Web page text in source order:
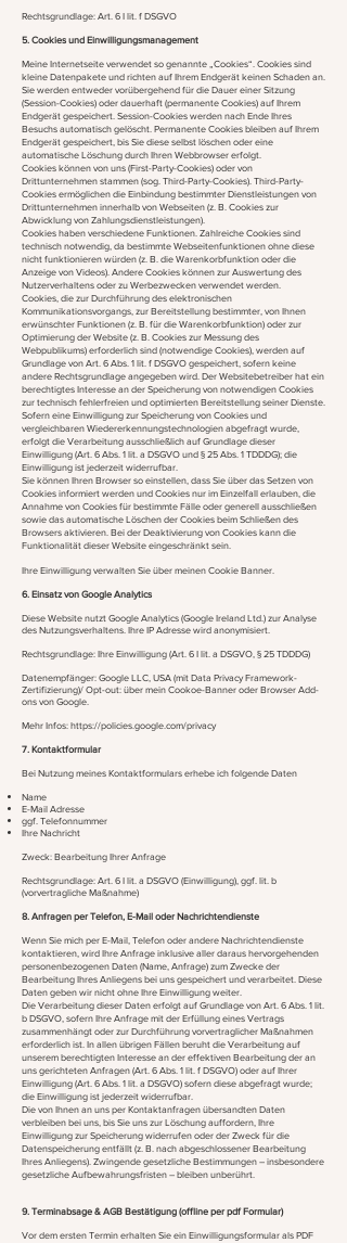
Rechtsgrundlage: Art. 6 I lit. f DSGVO
5. Cookies und Einwilligungsmanagement
Meine Internetseite verwendet so genannte „Cookies“. Cookies sind
kleine Datenpakete und richten auf Ihrem Endgerät keinen Schaden an.
Sie werden entweder vorübergehend für die Dauer einer Sitzung
(Session-Cookies) oder dauerhaft (permanente Cookies) auf Ihrem
Endgerät gespeichert. Session-Cookies werden nach Ende Ihres
Besuchs automatisch gelöscht. Permanente Cookies bleiben auf Ihrem
Endgerät gespeichert, bis Sie diese selbst löschen oder eine
automatische Löschung durch Ihren Webbrowser erfolgt.
Cookies können von uns (First-Party-Cookies) oder von
Drittunternehmen stammen (sog. Third-Party-Cookies). Third-Party-
Cookies ermöglichen die Einbindung bestimmter Dienstleistungen von
Drittunternehmen innerhalb von Webseiten (z. B. Cookies zur
Abwicklung von Zahlungsdienstleistungen).
Cookies haben verschiedene Funktionen. Zahlreiche Cookies sind
technisch notwendig, da bestimmte Webseitenfunktionen ohne diese
nicht funktionieren würden (z. B. die Warenkorbfunktion oder die
Anzeige von Videos). Andere Cookies können zur Auswertung des
Nutzerverhaltens oder zu Werbezwecken verwendet werden.
Cookies, die zur Durchführung des elektronischen
Kommunikationsvorgangs, zur Bereitstellung bestimmter, von Ihnen
erwünschter Funktionen (z. B. für die Warenkorbfunktion) oder zur
Optimierung der Website (z. B. Cookies zur Messung des
Webpublikums) erforderlich sind (notwendige Cookies), werden auf
Grundlage von Art. 6 Abs. 1 lit. f DSGVO gespeichert, sofern keine
andere Rechtsgrundlage angegeben wird. Der Websitebetreiber hat ein
berechtigtes Interesse an der Speicherung von notwendigen Cookies
zur technisch fehlerfreien und optimierten Bereitstellung seiner Dienste.
Sofern eine Einwilligung zur Speicherung von Cookies und
vergleichbaren Wiedererkennungstechnologien abgefragt wurde,
erfolgt die Verarbeitung ausschließlich auf Grundlage dieser
Einwilligung (Art. 6 Abs. 1 lit. a DSGVO und § 25 Abs. 1 TDDDG); die
Einwilligung ist jederzeit widerrufbar.
Sie können Ihren Browser so einstellen, dass Sie über das Setzen von
Cookies informiert werden und Cookies nur im Einzelfall erlauben, die
Annahme von Cookies für bestimmte Fälle oder generell ausschließen
sowie das automatische Löschen der Cookies beim Schließen des
Browsers aktivieren. Bei der Deaktivierung von Cookies kann die
Funktionalität dieser Website eingeschränkt sein.
Ihre Einwilligung verwalten Sie über meinen Cookie Banner.
6. Einsatz von Google Analytics
Diese Website nutzt Google Analytics (Google Ireland Ltd.) zur Analyse
des Nutzungsverhaltens. Ihre IP Adresse wird anonymisiert.
Rechtsgrundlage: Ihre Einwilligung (Art. 6 I lit. a DSGVO, § 25 TDDDG)
Datenempfänger: Google LLC, USA (mit Data Privacy Framework-
Zertifizierung)/ Opt-out: über mein Cookoe-Banner oder Browser Add-
ons von Google.
Mehr Infos:https://policies.google.com/privacy
7. Kontaktformular
Bei Nutzung meines Kontaktformulars erhebe ich folgende Daten
Name
E-Mail Adresse
ggf. Telefonnummer
Ihre Nachricht
Zweck: Bearbeitung Ihrer Anfrage
Rechtsgrundlage: Art. 6 I lit. a DSGVO (Einwilligung), ggf. lit. b
(vorvertragliche Maßnahme)
8. Anfragen per Telefon, E-Mail oder Nachrichtendienste
Wenn Sie mich per E-Mail, Telefon oder andere Nachrichtendienste
kontaktieren, wird Ihre Anfrage inklusive aller daraus hervorgehenden
personenbezogenen Daten (Name, Anfrage) zum Zwecke der
Bearbeitung Ihres Anliegens bei uns gespeichert und verarbeitet. Diese
Daten geben wir nicht ohne Ihre Einwilligung weiter.
Die Verarbeitung dieser Daten erfolgt auf Grundlage von Art. 6 Abs. 1 lit.
b DSGVO, sofern Ihre Anfrage mit der Erfüllung eines Vertrags
zusammenhängt oder zur Durchführung vorvertraglicher Maßnahmen
erforderlich ist. In allen übrigen Fällen beruht die Verarbeitung auf
unserem berechtigten Interesse an der effektiven Bearbeitung der an
uns gerichteten Anfragen (Art. 6 Abs. 1 lit. f DSGVO) oder auf Ihrer
Einwilligung (Art. 6 Abs. 1 lit. a DSGVO) sofern diese abgefragt wurde;
die Einwilligung ist jederzeit widerrufbar.
Die von Ihnen an uns per Kontaktanfragen übersandten Daten
verbleiben bei uns, bis Sie uns zur Löschung auffordern, Ihre
Einwilligung zur Speicherung widerrufen oder der Zweck für die
Datenspeicherung entfällt (z. B. nach abgeschlossener Bearbeitung
Ihres Anliegens). Zwingende gesetzliche Bestimmungen – insbesondere
gesetzliche Aufbewahrungsfristen – bleiben unberührt.
9. Terminabsage & AGB Bestätigung (offline per pdf Formular)
Vor dem ersten Termin erhalten Sie ein Einwilligungsformular als PDF